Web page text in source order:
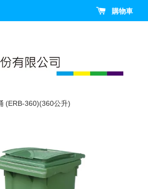
購物車
(ERB-360)(360公升)